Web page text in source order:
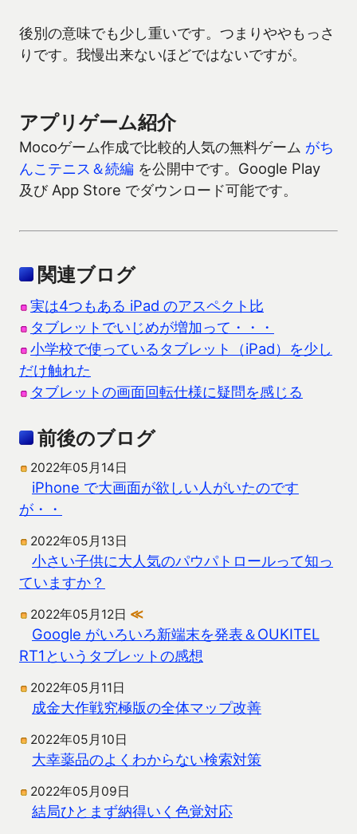
後別の意味でも少し重いです。つまりややもっさ
りです。我慢出来ないほどではないですが。
アプリゲーム紹介
Mocoゲーム作成で比較的人気の無料ゲーム がち
んこテニス＆続編 を公開中です。Google Play
及び App Store でダウンロード可能です。
関連ブログ
実は4つもある iPad のアスペクト比
タブレットでいじめが増加って・・・
小学校で使っているタブレット（iPad）を少し
だけ触れた
タブレットの画面回転仕様に疑問を感じる
前後のブログ
2022年05月14日
iPhone で大画面が欲しい人がいたのです
が・・
2022年05月13日
小さい子供に大人気のパウパトロールって知っ
ていますか？
2022年05月12日 ≪
Google がいろいろ新端末を発表＆OUKITEL
RT1というタブレットの感想
2022年05月11日
成金大作戦究極版の全体マップ改善
2022年05月10日
大幸薬品のよくわからない検索対策
2022年05月09日
結局ひとまず納得いく色覚対応